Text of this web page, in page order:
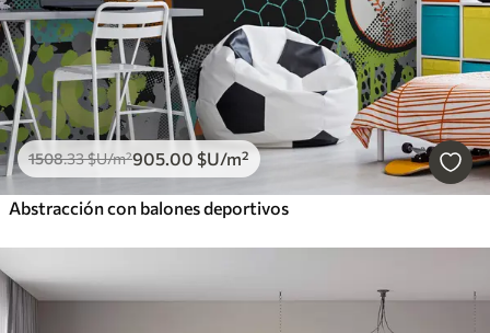
1508.33$U/m²905.00 $U/m²
Abstracción con balones deportivos